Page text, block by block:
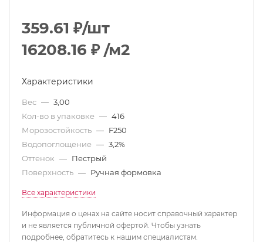
359.61 ₽/шт
16208.16 ₽ /м2
Характеристики
Вес — 3,00
Кол-во в упаковке — 416
Морозостойкость — F250
Водопоглощение — 3,2%
Оттенок — Пестрый
Поверхность — Ручная формовка
Все характеристики
Информация о ценах на сайте носит справочный характер
и не является публичной офертой. Чтобы узнать
подробнее, обратитесь к нашим специалистам.